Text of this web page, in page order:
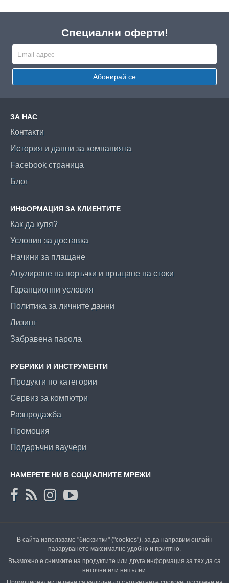
Специални оферти!
Абонирай се
ЗА НАС
Контакти
История и данни за компанията
Facebook страница
Блог
ИНФОРМАЦИЯ ЗА КЛИЕНТИТЕ
Как да купя?
Условия за доставка
Начини за плащане
Анулиране на поръчки и връщане на стоки
Гаранционни условия
Политика за личните данни
Лизинг
Забравена парола
РУБРИКИ И ИНСТРУМЕНТИ
Продукти по категории
Сервиз за компютри
Разпродажба
Промоция
Подаръчни ваучери
НАМЕРЕТЕ НИ В СОЦИАЛНИТЕ МРЕЖИ
В сайта използваме "бисквитки" ("cookies"), за да направим онлайн
пазаруването максимално удобно и приятно.
Възможно е снимките на продуктите или друга информация за тях да са
неточни или непълни.